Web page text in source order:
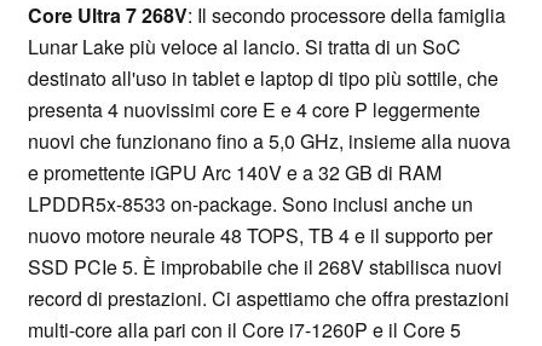
Core Ultra 7 268V: Il secondo processore della famiglia
Lunar Lake più veloce al lancio. Si tratta di un SoC
destinato all'uso in tablet e laptop di tipo più sottile, che
presenta 4 nuovissimi core E e 4 core P leggermente
nuovi che funzionano fino a 5,0 GHz, insieme alla nuova
e promettente iGPU Arc 140V e a 32 GB di RAM
LPDDR5x-8533 on-package. Sono inclusi anche un
nuovo motore neurale 48 TOPS, TB 4 e il supporto per
SSD PCIe 5. È improbabile che il 268V stabilisca nuovi
record di prestazioni. Ci aspettiamo che offra prestazioni
multi-core alla pari con il Core i7-1260P e il Core 5